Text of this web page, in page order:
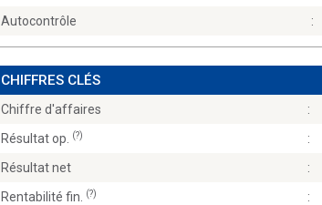
Autocontrôle
:
CHIFFRES CLÉS
Chiffre d'affaires :
Résultat op.
(?) :
Résultat net
:
Rentabilité fin.
(?) :